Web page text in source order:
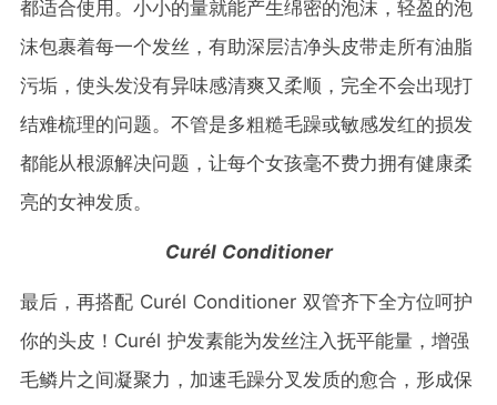
都适合使用。小小的量就能产生绵密的泡沫，轻盈的泡
沫包裹着每一个发丝，有助深层洁净头皮带走所有油脂
污垢，使头发没有异味感清爽又柔顺，完全不会出现打
结难梳理的问题。不管是多粗糙毛躁或敏感发红的损发
都能从根源解决问题，让每个女孩毫不费力拥有健康柔
亮的女神发质。
Curél Conditioner
最后，再搭配 Curél Conditioner 双管齐下全方位呵护
你的头皮！Curél 护发素能为发丝注入抚平能量，增强
毛鳞片之间凝聚力，加速毛躁分叉发质的愈合，形成保